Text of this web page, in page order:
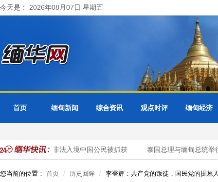
今天是： 2026年08月07日 星期五
首页 缅甸新闻 综合资讯 观点时评 缅甸经济
行动 41名非法入境中国公民被抓获 泰国总理与缅甸总统举行会
您当前的位置： 首页 历史回眸 李登辉：共产党的叛徒，国民党的掘墓